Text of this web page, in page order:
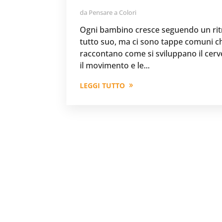
da Pensare a Colori
Ogni bambino cresce seguendo un
tutto suo, ma ci sono tappe comuni
raccontano come si sviluppano il
il movimento e le...
LEGGI TUTTO